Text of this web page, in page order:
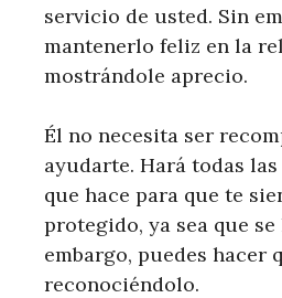
servicio de usted. Sin
mantenerlo feliz en la
mostrándole aprecio.
Él no necesita ser
ayudarte. Hará todas
que hace para que te
protegido, ya sea que
embargo, puedes hacer
reconociéndolo.